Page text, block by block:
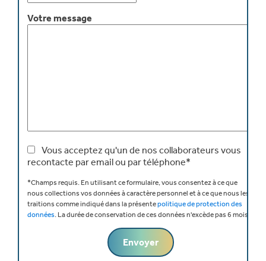
Votre message
Vous acceptez qu'un de nos collaborateurs vous
recontacte par email ou par téléphone*
*Champs requis.En utilisant ce formulaire, vous consentez à ce que
nous collections vos données à caractère personnel et à ce que nous les
traitions comme indiqué dans la présentepolitique de protection des
données.La durée de conservation de ces données n'excède pas 6 mois.